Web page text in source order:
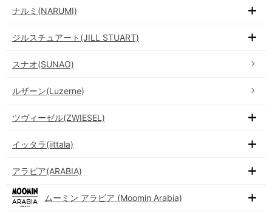
ナルミ(NARUMI)
ジルスチュアート(JILL STUART)
スナオ(SUNAO)
ルザーン(Luzerne)
ツヴィーゼル(ZWIESEL)
イッタラ(iittala)
アラビア(ARABIA)
ムーミン アラビア (Moomin Arabia)